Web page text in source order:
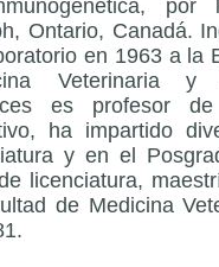
por
Ontario, Canadá.
en 1963 a la
Veterinaria y
es profesor
ha impartido
y en el
licenciatura,
de Medicina